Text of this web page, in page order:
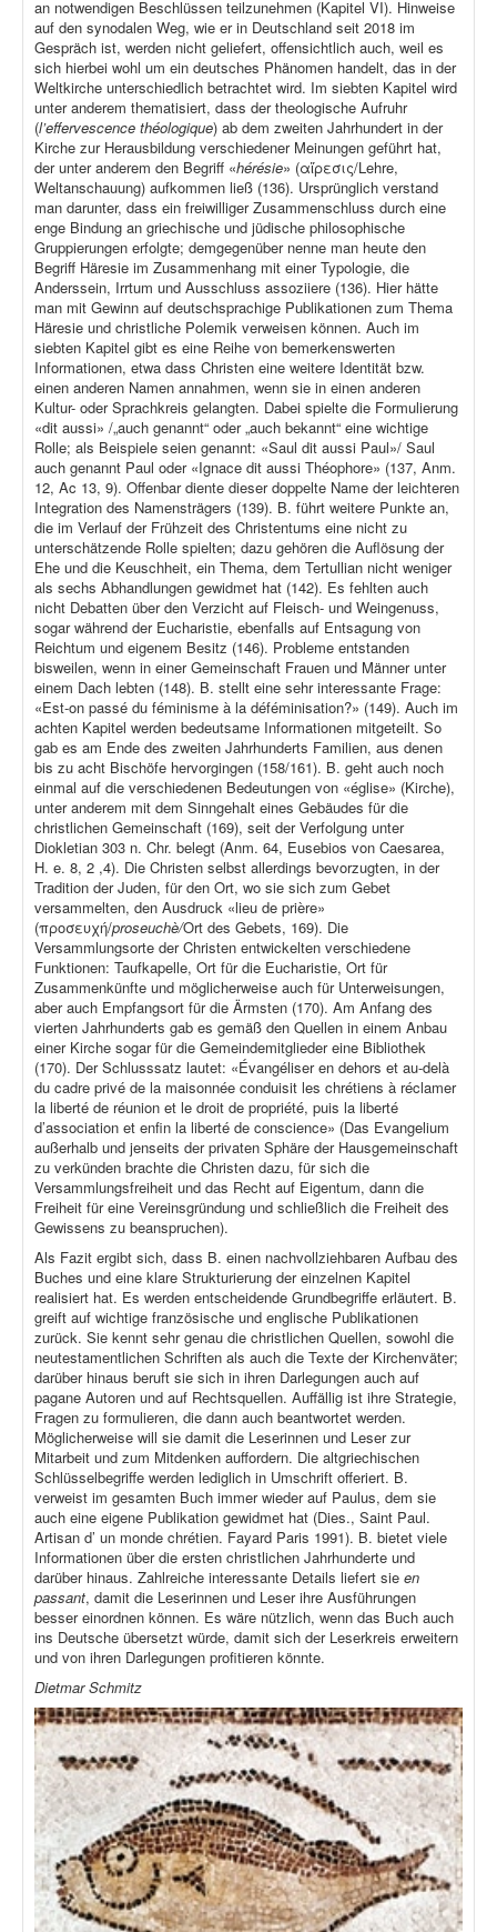
an notwendigen Beschlüssen teilzunehmen (Kapitel VI). Hinweise
auf den synodalen Weg, wie er in Deutschland seit 2018 im
Gespräch ist, werden nicht geliefert, offensichtlich auch, weil es
sich hierbei wohl um ein deutsches Phänomen handelt, das in der
Weltkirche unterschiedlich betrachtet wird. Im siebten Kapitel wird
unter anderem thematisiert, dass der theologische Aufruhr
(l’effervescence théologique) ab dem zweiten Jahrhundert in der
Kirche zur Herausbildung verschiedener Meinungen geführt hat,
der unter anderem den Begriff «hérésie» (αἵρεσις/Lehre,
Weltanschauung) aufkommen ließ (136). Ursprünglich verstand
man darunter, dass ein freiwilliger Zusammenschluss durch eine
enge Bindung an griechische und jüdische philosophische
Gruppierungen erfolgte; demgegenüber nenne man heute den
Begriff Häresie im Zusammenhang mit einer Typologie, die
Anderssein, Irrtum und Ausschluss assoziiere (136). Hier hätte
man mit Gewinn auf deutschsprachige Publikationen zum Thema
Häresie und christliche Polemik verweisen können. Auch im
siebten Kapitel gibt es eine Reihe von bemerkenswerten
Informationen, etwa dass Christen eine weitere Identität bzw.
einen anderen Namen annahmen, wenn sie in einen anderen
Kultur- oder Sprachkreis gelangten. Dabei spielte die Formulierung
«dit aussi» /„auch genannt“ oder „auch bekannt“ eine wichtige
Rolle; als Beispiele seien genannt: «Saul dit aussi Paul»/ Saul
auch genannt Paul oder «Ignace dit aussi Théophore» (137, Anm.
12, Ac 13, 9). Offenbar diente dieser doppelte Name der leichteren
Integration des Namensträgers (139). B. führt weitere Punkte an,
die im Verlauf der Frühzeit des Christentums eine nicht zu
unterschätzende Rolle spielten; dazu gehören die Auflösung der
Ehe und die Keuschheit, ein Thema, dem Tertullian nicht weniger
als sechs Abhandlungen gewidmet hat (142). Es fehlten auch
nicht Debatten über den Verzicht auf Fleisch- und Weingenuss,
sogar während der Eucharistie, ebenfalls auf Entsagung von
Reichtum und eigenem Besitz (146). Probleme entstanden
bisweilen, wenn in einer Gemeinschaft Frauen und Männer unter
einem Dach lebten (148). B. stellt eine sehr interessante Frage:
«Est-on passé du féminisme à la déféminisation?» (149). Auch im
achten Kapitel werden bedeutsame Informationen mitgeteilt. So
gab es am Ende des zweiten Jahrhunderts Familien, aus denen
bis zu acht Bischöfe hervorgingen (158/161). B. geht auch noch
einmal auf die verschiedenen Bedeutungen von «église» (Kirche),
unter anderem mit dem Sinngehalt eines Gebäudes für die
christlichen Gemeinschaft (169), seit der Verfolgung unter
Diokletian 303 n. Chr. belegt (Anm. 64, Eusebios von Caesarea,
H. e. 8, 2 ,4). Die Christen selbst allerdings bevorzugten, in der
Tradition der Juden, für den Ort, wo sie sich zum Gebet
versammelten, den Ausdruck «lieu de prière»
(προσευχή/proseuchè/Ort des Gebets, 169). Die
Versammlungsorte der Christen entwickelten verschiedene
Funktionen: Taufkapelle, Ort für die Eucharistie, Ort für
Zusammenkünfte und möglicherweise auch für Unterweisungen,
aber auch Empfangsort für die Ärmsten (170). Am Anfang des
vierten Jahrhunderts gab es gemäß den Quellen in einem Anbau
einer Kirche sogar für die Gemeindemitglieder eine Bibliothek
(170). Der Schlusssatz lautet: «Évangéliser en dehors et au-delà
du cadre privé de la maisonnée conduisit les chrétiens à réclamer
la liberté de réunion et le droit de propriété, puis la liberté
d’association et enfin la liberté de conscience» (Das Evangelium
außerhalb und jenseits der privaten Sphäre der Hausgemeinschaft
zu verkünden brachte die Christen dazu, für sich die
Versammlungsfreiheit und das Recht auf Eigentum, dann die
Freiheit für eine Vereinsgründung und schließlich die Freiheit des
Gewissens zu beanspruchen).
Als Fazit ergibt sich, dass B. einen nachvollziehbaren Aufbau des
Buches und eine klare Strukturierung der einzelnen Kapitel
realisiert hat. Es werden entscheidende Grundbegriffe erläutert. B.
greift auf wichtige französische und englische Publikationen
zurück. Sie kennt sehr genau die christlichen Quellen, sowohl die
neutestamentlichen Schriften als auch die Texte der Kirchenväter;
darüber hinaus beruft sie sich in ihren Darlegungen auch auf
pagane Autoren und auf Rechtsquellen. Auffällig ist ihre Strategie,
Fragen zu formulieren, die dann auch beantwortet werden.
Möglicherweise will sie damit die Leserinnen und Leser zur
Mitarbeit und zum Mitdenken auffordern. Die altgriechischen
Schlüsselbegriffe werden lediglich in Umschrift offeriert. B.
verweist im gesamten Buch immer wieder auf Paulus, dem sie
auch eine eigene Publikation gewidmet hat (Dies., Saint Paul.
Artisan d’ un monde chrétien. Fayard Paris 1991). B. bietet viele
Informationen über die ersten christlichen Jahrhunderte und
darüber hinaus. Zahlreiche interessante Details liefert sie en
passant, damit die Leserinnen und Leser ihre Ausführungen
besser einordnen können. Es wäre nützlich, wenn das Buch auch
ins Deutsche übersetzt würde, damit sich der Leserkreis erweitern
und von ihren Darlegungen profitieren könnte.
Dietmar Schmitz